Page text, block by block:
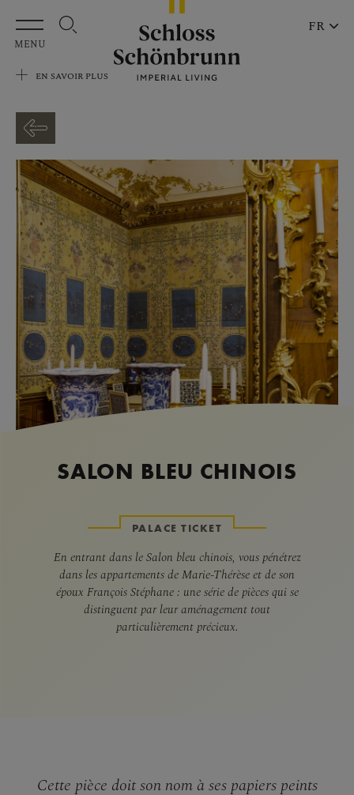
Aller au contenu principal
MENU
EN SAVOIR PLUS
FR
SALON BLEU CHINOIS
PALACE TICKET
En entrant dans le Salon bleu chinois, vous pénétrez
dans les appartements de Marie-Thérèse et de son
époux François Stéphane : une série de pièces qui se
distinguent par leur aménagement tout
particulièrement précieux.
Cette pièce doit son nom à ses papiers peints